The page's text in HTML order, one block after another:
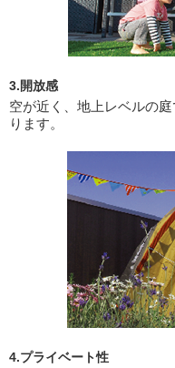
3.開放感
空が近く、地上レベルの
ります。
4.プライベート性